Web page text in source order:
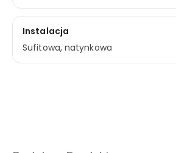
Instalacja
Sufitowa, natynkowa